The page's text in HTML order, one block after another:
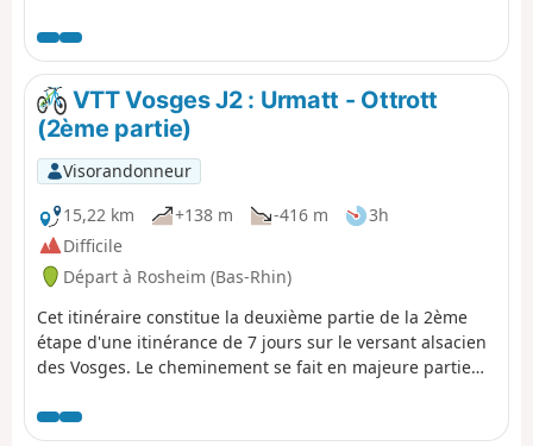
est constitué de plaquettes sur lesquelles figurent un
logo VTT Orange ou Rouge accompagné de la mention
TMV (Traversée du Massif Vosgien). N.B. La première
partie de ce parcours (du départ au point (7)) se fait sur
route goudronnée.
VTT Vosges J2 : Urmatt - Ottrott
(2ème partie)
Visorandonneur
15,22 km
+138 m -416 m
3h
Difficile
Départ à Rosheim (Bas-Rhin)
Cet itinéraire constitue la deuxième partie de la 2ème
étape d'une itinérance de 7 jours sur le versant alsacien
des Vosges. Le cheminement se fait en majeure partie
excellent, est constitué de plaquettes sur lesquelles
figurent un logo VTT Orange ou Rouge accompagné de